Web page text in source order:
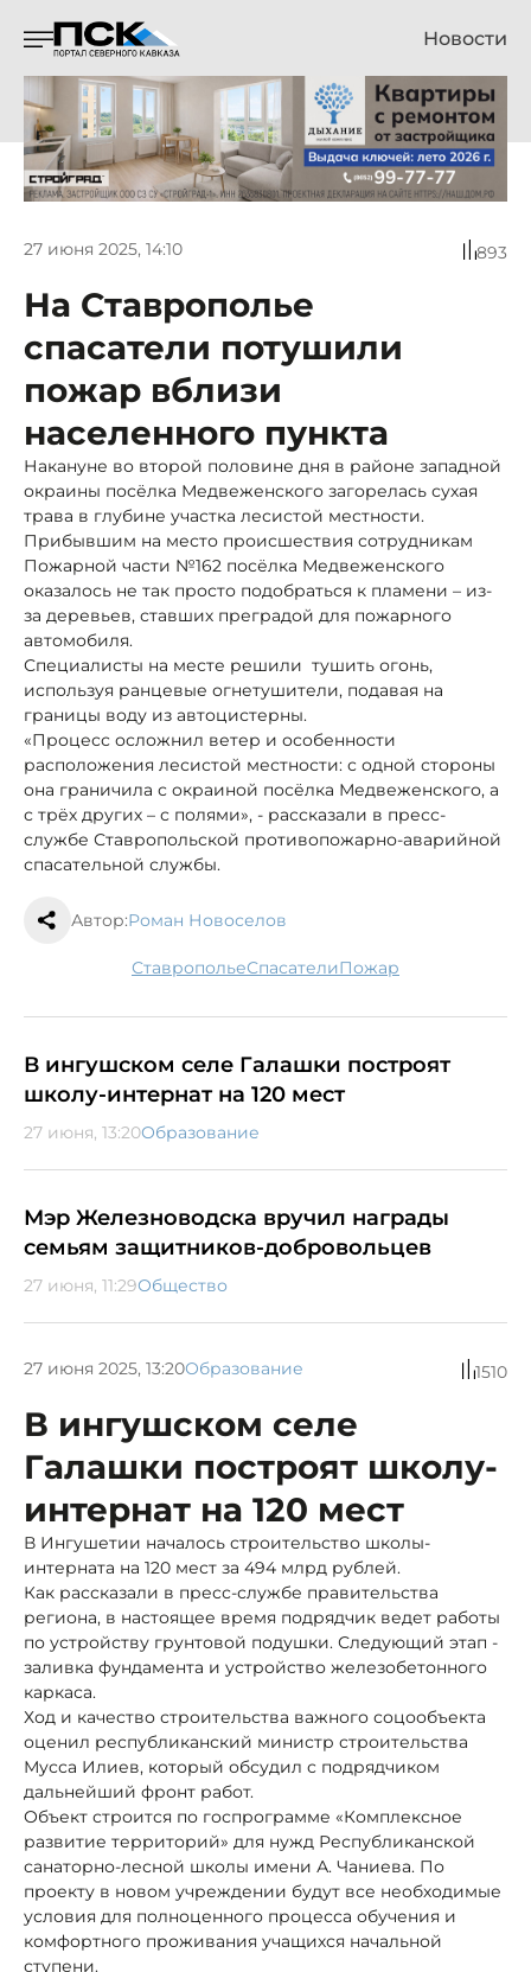
Новости
27 июня 2025, 14:10 893
На Ставрополье
спасатели потушили
пожар вблизи
населенного пункта
Накануне во второй половине дня в районе западной
окраины посёлка Медвеженского загорелась сухая
трава в глубине участка лесистой местности.
Прибывшим на место происшествия сотрудникам
Пожарной части №162 посёлка Медвеженского
оказалось не так просто подобраться к пламени – из-
за деревьев, ставших преградой для пожарного
автомобиля.
Специалисты на месте решили тушить огонь,
используя ранцевые огнетушители, подавая на
границы воду из автоцистерны.
«Процесс осложнил ветер и особенности
расположения лесистой местности: с одной стороны
она граничила с окраиной посёлка Медвеженского, а
с трёх других – с полями», - рассказали в пресс-
службе Ставропольской противопожарно-аварийной
спасательной службы.
Автор:Роман Новоселов
Ставрополье спасатели пожар
В ингушском селе Галашки построят
школу-интернат на 120 мест
27 июня, 13:20Образование
Мэр Железноводска вручил награды
семьям защитников-добровольцев
27 июня, 11:29Общество
27 июня 2025, 13:20Образование 1510
В ингушском селе
Галашки построят школу-
интернат на 120 мест
В Ингушетии началось строительство школы-
интерната на 120 мест за 494 млрд рублей.
Как рассказали в пресс-службе правительства
региона, в настоящее время подрядчик ведет работы
по устройству грунтовой подушки. Следующий этап -
заливка фундамента и устройство железобетонного
каркаса.
Ход и качество строительства важного соцообъекта
оценил республиканский министр строительства
Мусса Илиев, который обсудил с подрядчиком
дальнейший фронт работ.
Объект строится по госпрограмме «Комплексное
развитие территорий» для нужд Республиканской
санаторно-лесной школы имени А. Чаниева. По
проекту в новом учреждении будут все необходимые
условия для полноценного процесса обучения и
комфортного проживания учащихся начальной
ступени.